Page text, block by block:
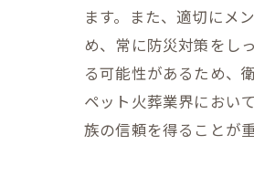
ます。また、適切にメ
め、常に防災対策をし
る可能性があるため、
ペット火葬業界におい
族の信頼を得ることが重